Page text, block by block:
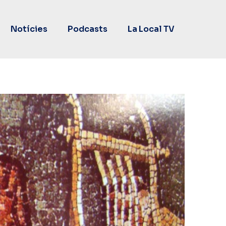
Notícies Podcasts La Local TV